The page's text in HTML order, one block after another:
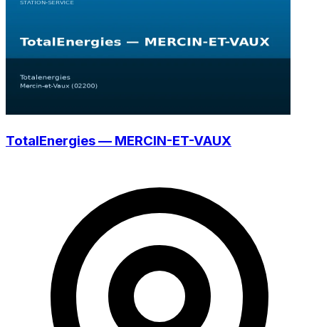
TotalEnergies — MERCIN-ET-VAUX